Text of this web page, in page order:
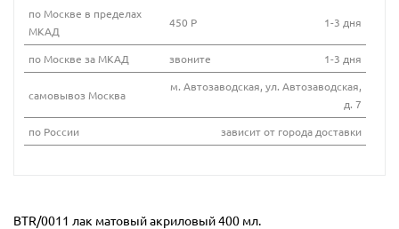
по Москве в пределах
МКАД
450 Р 1-3 дня
по Москве за МКАД звоните 1-3 дня
самовывоз Москва
м. Автозаводская, ул. Автозаводская,
д. 7
по России
зависит от города доставки
BTR/0011 лак матовый акриловый 400 мл.